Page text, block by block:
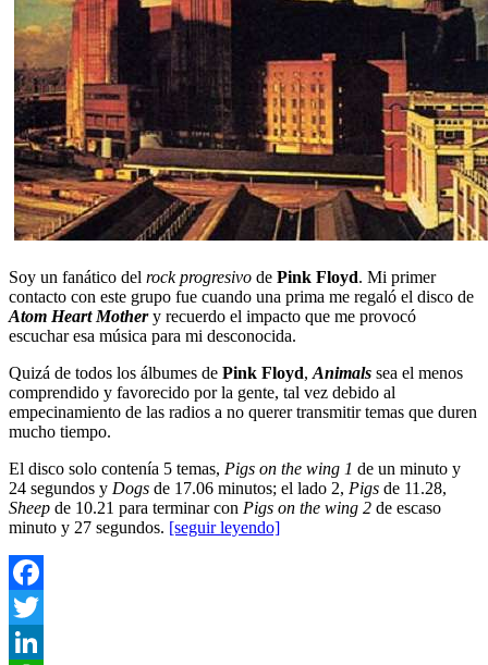
Soy un fanático del rock progresivo de Pink Floyd. Mi primer
contacto con este grupo fue cuando una prima me regaló el disco de
Atom Heart Mothery recuerdo el impacto que me provocó
escuchar esa música para mi desconocida.
Quizá de todos los álbumes de Pink Floyd, Animals sea el menos
comprendido y favorecido por la gente, tal vez debido al
empecinamiento de las radios a no querer transmitir temas que duren
mucho tiempo.
El disco solo contenía 5 temas, Pigs on the wing 1 de un minuto y
24 segundos y Dogs de 17.06 minutos; el lado 2, Pigs de 11.28,
Sheep de 10.21 para terminar con Pigs on the wing 2 de escaso
minuto y 27 segundos. [seguir leyendo]
Facebook
Twitter